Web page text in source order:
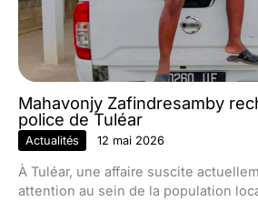
Mahavonjy Zafindresamby
police de Tuléar
Actualités 12 mai 2026
À Tuléar, une affaire suscite
attention au sein de la population